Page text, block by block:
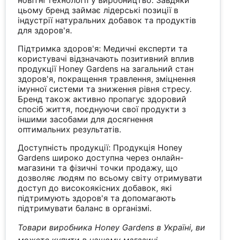
цьому бренд займає лідерські позиції в
індустрії натуральних добавок та продуктів
для здоров'я.
Підтримка здоров'я: Медичні експерти та
користувачі відзначають позитивний вплив
продукції Honey Gardens на загальний стан
здоров'я, покращення травлення, зміцнення
імунної системи та зниження рівня стресу.
Бренд також активно пропагує здоровий
спосіб життя, поєднуючи свої продукти з
іншими засобами для досягнення
оптимальних результатів.
Доступність продукції: Продукція Honey
Gardens широко доступна через онлайн-
магазини та фізичні точки продажу, що
дозволяє людям по всьому світу отримувати
доступ до високоякісних добавок, які
підтримують здоров'я та допомагають
підтримувати баланс в організмі.
Товари виробника Honey Gardens в Україні, ви